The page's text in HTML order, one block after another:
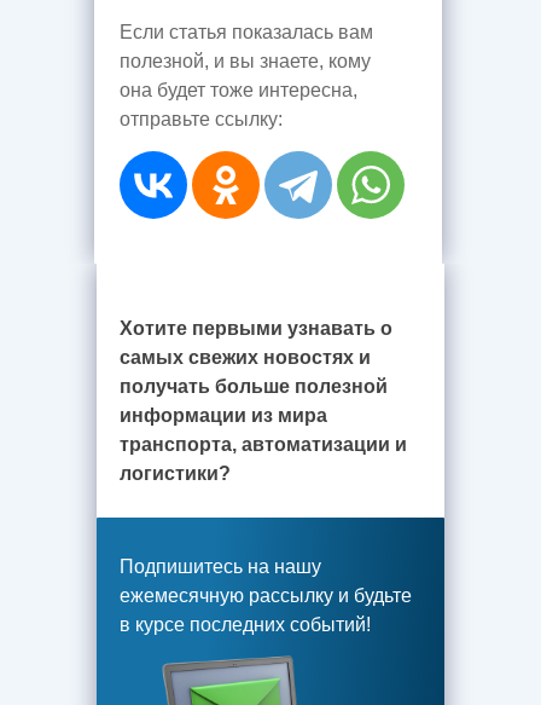
Если статья показалась вам
полезной, и вы знаете, кому
она будет тоже интересна,
отправьте ссылку:
Хотите первыми узнавать о
самых свежих новостях и
получать больше полезной
информации из мира
транспорта, автоматизации и
логистики?
Подпишитесь на нашу
ежемесячную рассылку и будьте
в курсе последних событий!